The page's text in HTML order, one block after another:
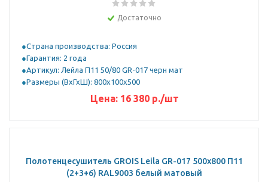
Достаточно
Страна производства: Россия
Гарантия: 2 года
Артикул: Лейла П11 50/80 GR-017 черн мат
Размеры (ВхГхШ): 800х100х500
Цена: 16 380р./шт
Полотенцесушитель GROIS Leila GR-017 500х800 П11
(2+3+6) RAL9003 белый матовый